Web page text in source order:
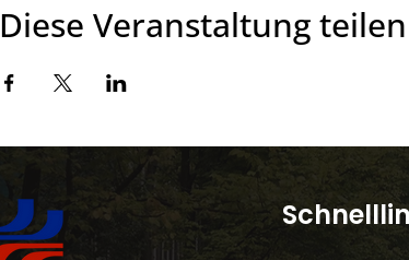
Diese Veranstaltung teilen